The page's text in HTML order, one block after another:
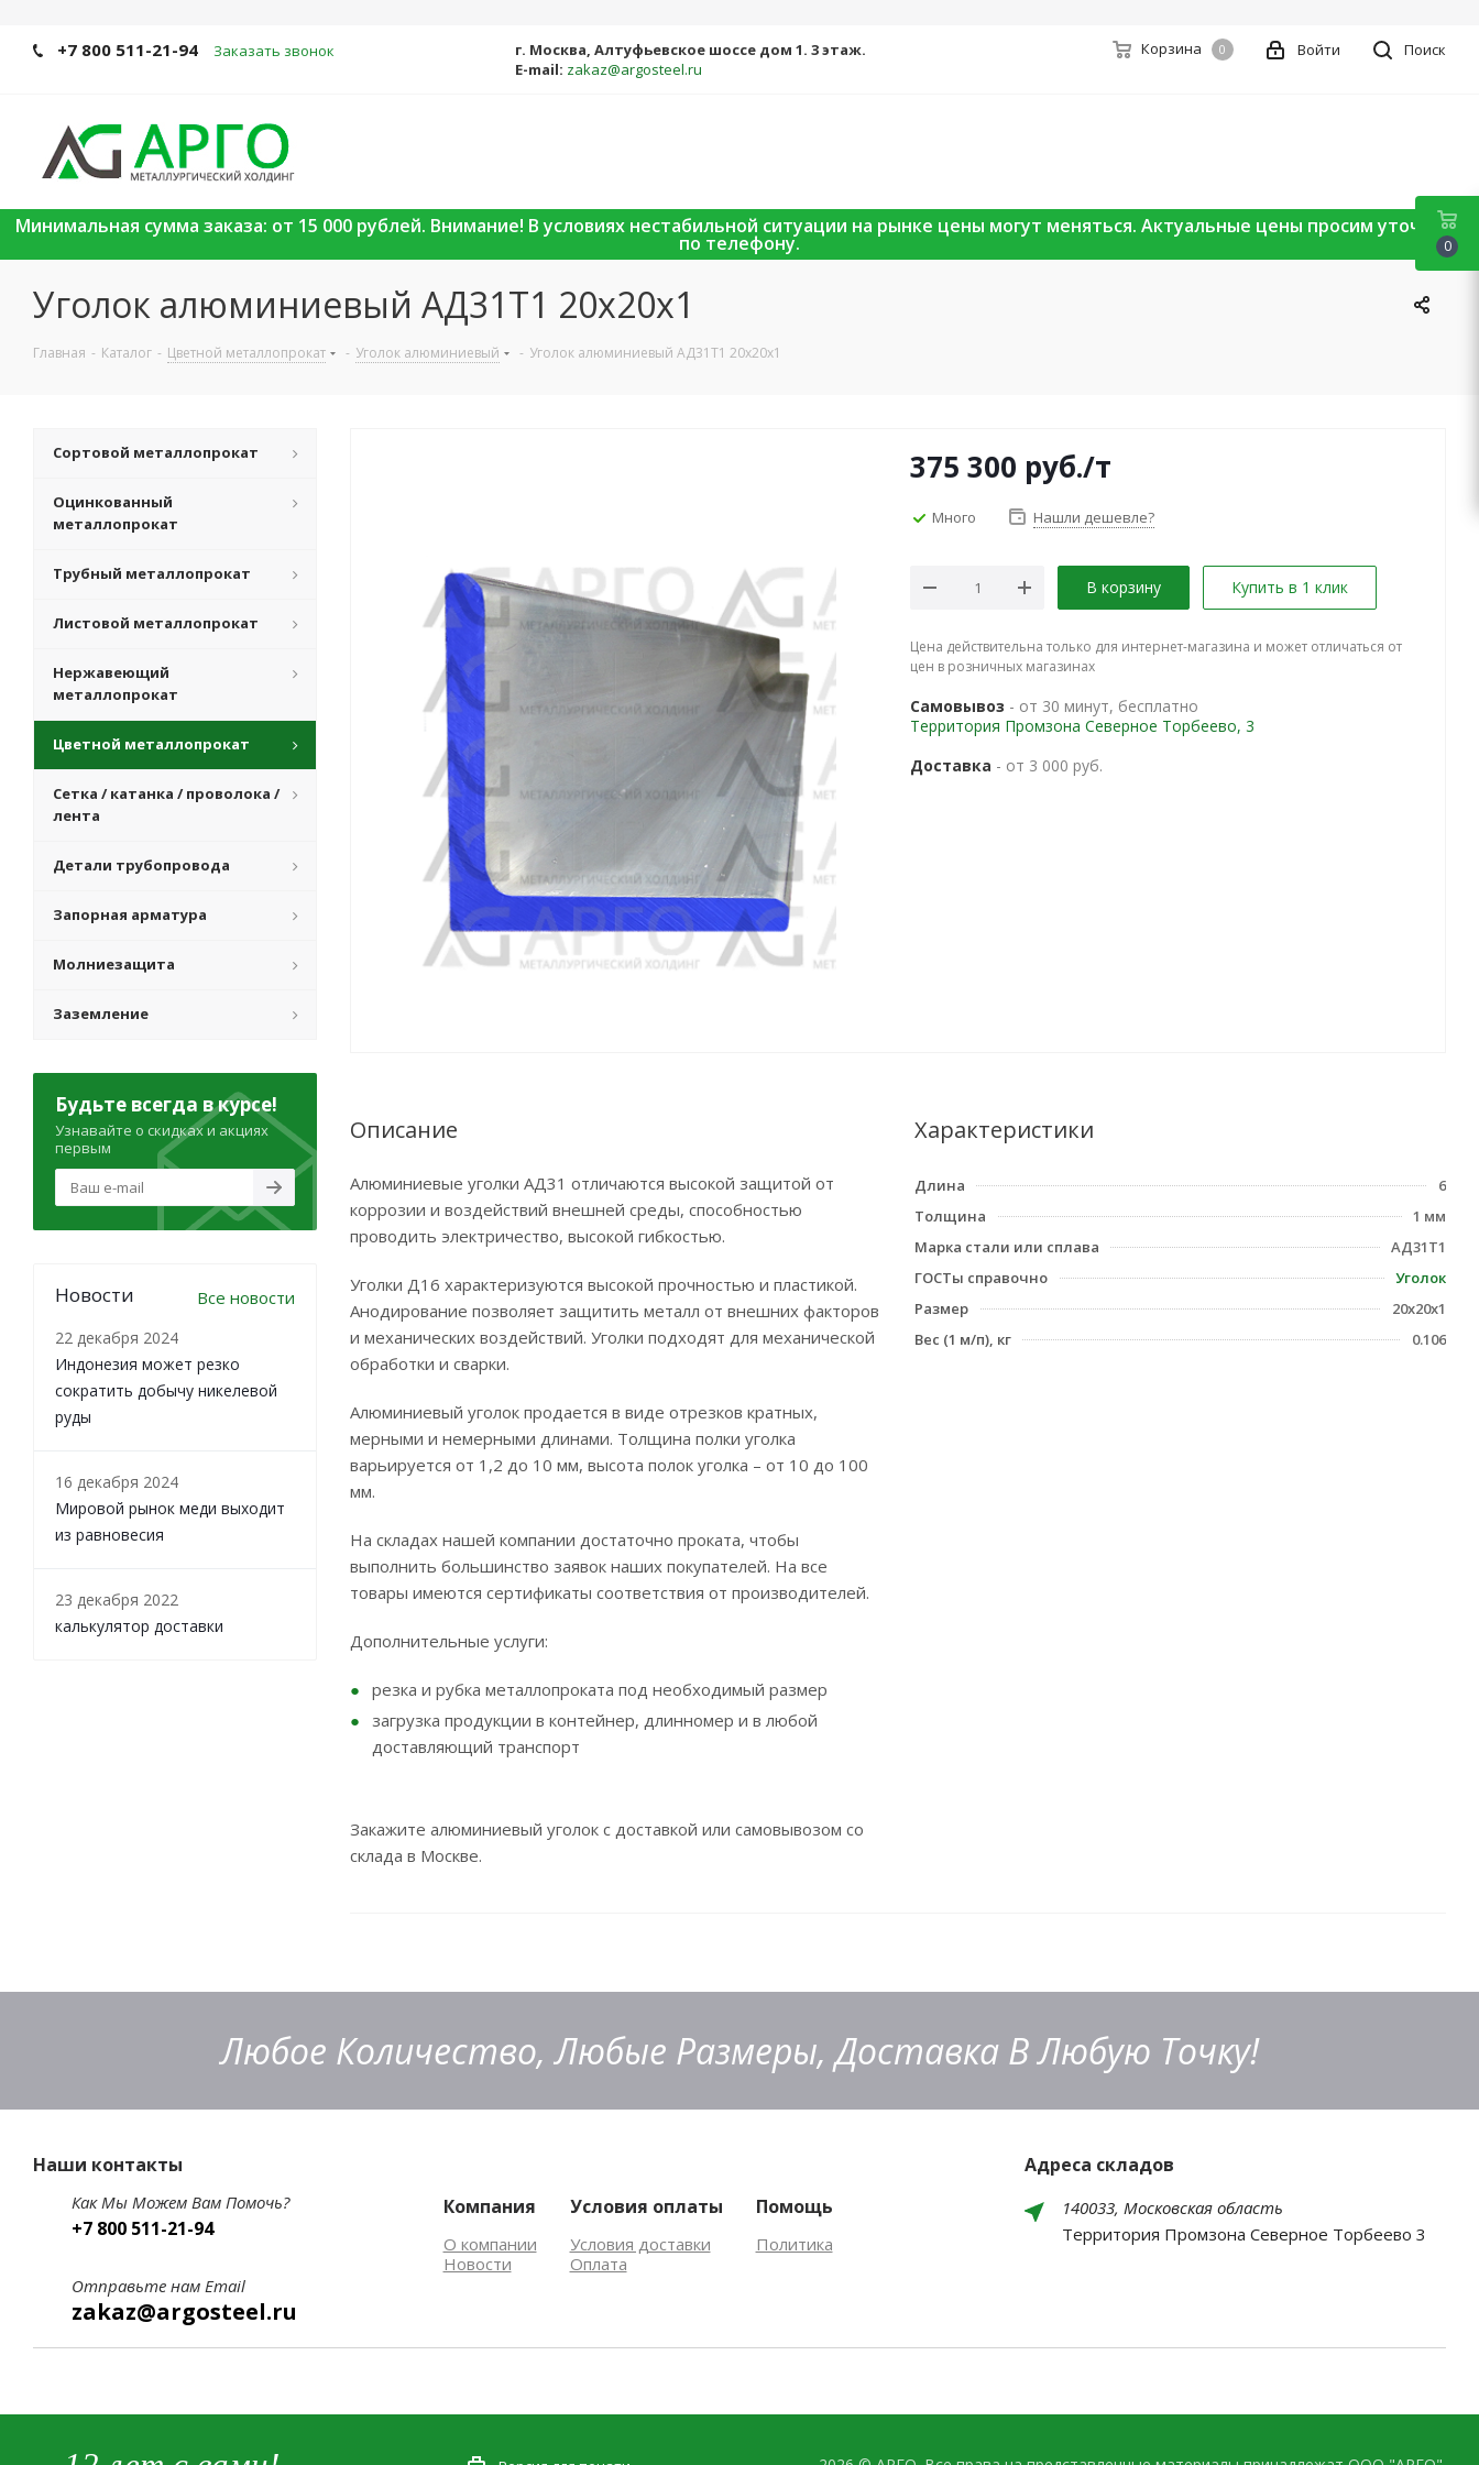
+7 800 511-21-94 Заказать звонок
г. Москва, Алтуфьевское шоссе дом 1. 3 этаж.
E-mail: zakaz@argosteel.ru
Поиск
Войти
Корзина 0
Минимальная сумма заказа: от 15 000 рублей. Внимание! В условиях нестабильной ситуации на рынке цены могут меняться. Актуальные цены просим уточнять
по телефону.
Уголок алюминиевый АД31Т1 20х20х1
Главная - Каталог - Цветной металлопрокат - Уголок алюминиевый - Уголок алюминиевый АД31Т1 20х20х1
375 300 руб./т
Много Нашли дешевле?
В корзину Купить в 1 клик
Цена действительна только для интернет-магазина и может отличаться от
цен в розничных магазинах
Самовывоз - от 30 минут, бесплатно
Территория Промзона Северное Торбеево, 3
Доставка - от 3 000 руб.
Описание
Алюминиевые уголки АД31 отличаются высокой защитой от
коррозии и воздействий внешней среды, способностью
проводить электричество, высокой гибкостью.
Уголки Д16 характеризуются высокой прочностью и пластикой.
Анодирование позволяет защитить металл от внешних факторов
и механических воздействий. Уголки подходят для механической
обработки и сварки.
Алюминиевый уголок продается в виде отрезков кратных,
мерными и немерными длинами. Толщина полки уголка
варьируется от 1,2 до 10 мм, высота полок уголка – от 10 до 100
мм.
На складах нашей компании достаточно проката, чтобы
выполнить большинство заявок наших покупателей. На все
товары имеются сертификаты соответствия от производителей.
Дополнительные услуги:
резка и рубка металлопроката под необходимый размер
загрузка продукции в контейнер, длинномер и в любой
доставляющий транспорт
Закажите алюминиевый уголок с доставкой или самовывозом со
склада в Москве.
Характеристики
Длина
6
Толщина
1 мм
Марка стали или сплава
АД31Т1
ГОСТы справочно
Уголок
Размер
20х20х1
Вес (1 м/п), кг
0.106
Сортовой металлопрокат
Оцинкованный
металлопрокат
Трубный металлопрокат
Листовой металлопрокат
Нержавеющий
металлопрокат
Цветной металлопрокат
Сетка / катанка / проволока /
лента
Детали трубопровода
Запорная арматура
Молниезащита
Заземление
Будьте всегда в курсе!
Узнавайте о скидках и акциях
первым
Новости Все новости
22 декабря 2024
Индонезия может резко
сократить добычу никелевой
руды
16 декабря 2024
Мировой рынок меди выходит
из равновесия
23 декабря 2022
калькулятор доставки
Любое Количество, Любые Размеры, Доставка В Любую Точку!
Наши контакты
Как Мы Можем Вам Помочь?
+7 800 511-21-94
Отправьте нам Email
zakaz@argosteel.ru
Компания
О компании
Новости
Условия оплаты
Условия доставки
Оплата
Помощь
Политика
Адреса складов
140033, Московская область
Территория Промзона Северное Торбеево 3
0